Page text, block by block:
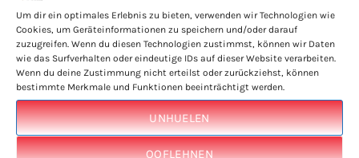
Um dir ein optimales Erlebnis zu bieten, verwenden wir Technologien wie
Cookies, um Geräteinformationen zu speichern und/oder darauf
zuzugreifen. Wenn du diesen Technologien zustimmst, können wir Daten
wie das Surfverhalten oder eindeutige IDs auf dieser Website verarbeiten.
Wenn du deine Zustimmung nicht erteilst oder zurückziehst, können
bestimmte Merkmale und Funktionen beeinträchtigt werden.
UNHUELEN
OOFLEHNEN